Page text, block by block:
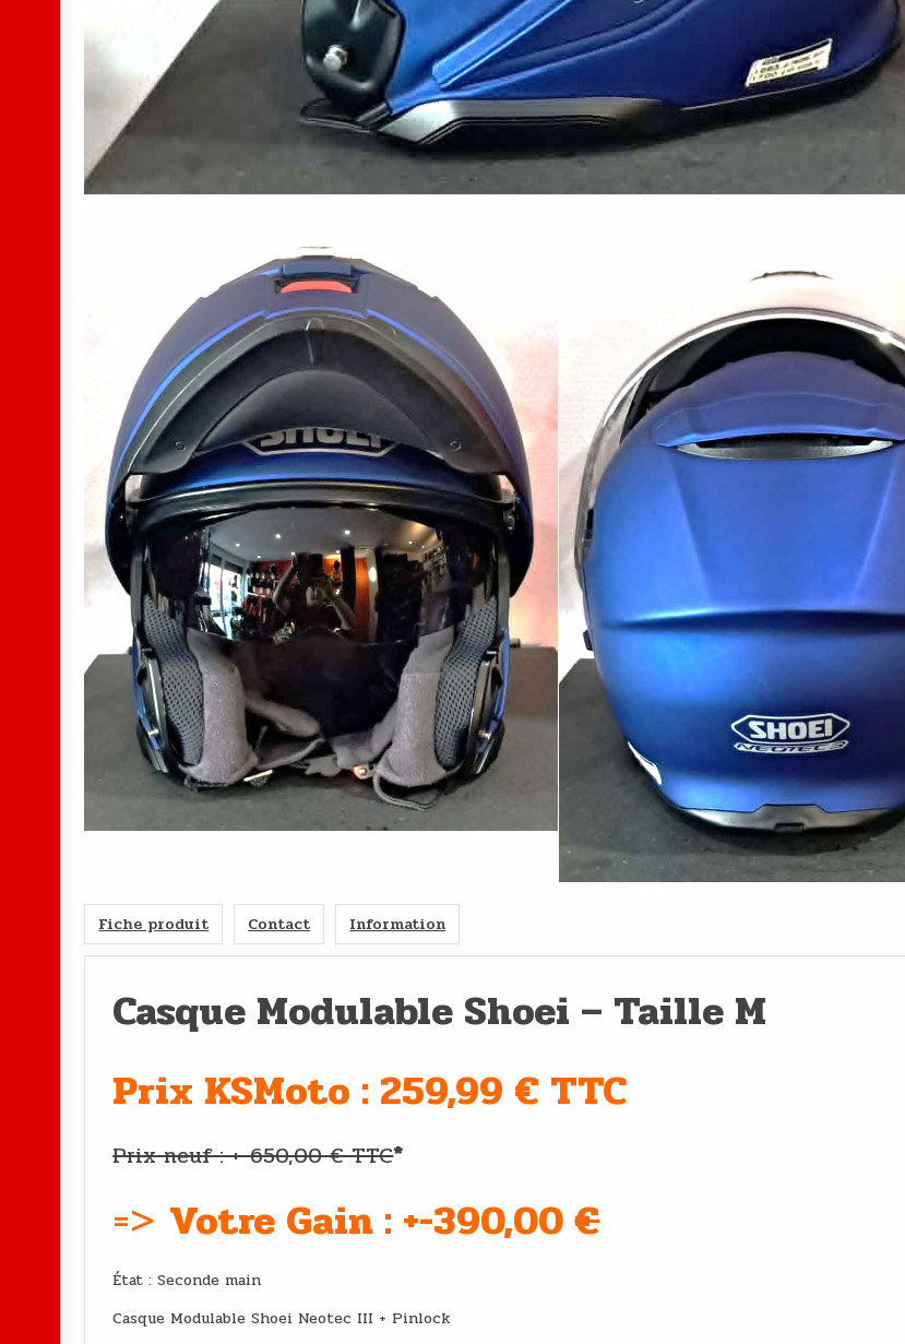
Fiche produit Contact Information
Casque Modulable Shoei – Taille M
Prix KSMoto : 259,99 € TTC
Prix neuf : +-650,00 € TTC*
=> Votre Gain : +-390,00€
État : Seconde main
Casque Modulable Shoei Neotec III + Pinlock